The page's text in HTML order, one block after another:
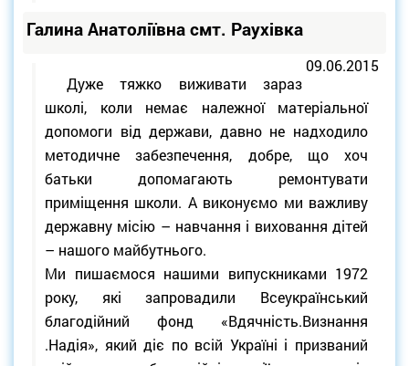
Галина Анатоліївна смт. Раухівка
09.06.2015
Дуже тяжко виживати зараз
школі, коли немає належної матеріальної
допомоги від держави, давно не надходило
методичне забезпечення, добре, що хоч
батьки допомагають ремонтувати
приміщення школи. А виконуємо ми важливу
державну місію – навчання і виховання дітей
– нашого майбутнього.
Ми пишаємося нашими випускниками 1972
року, які запровадили Всеукраїнський
благодійний фонд «Вдячність.Визнання
.Надія», який діє по всій Україні і призваний